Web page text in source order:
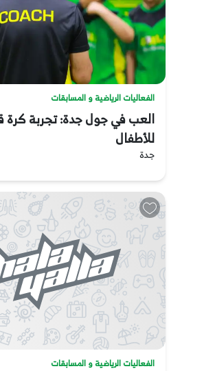
الفعاليات الرياضية و المسابقات
العب في جول جدة: تجربة كرة
للأطفال
جدة
الفعاليات الرياضية و المسابقات